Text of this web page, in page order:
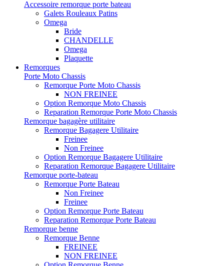
Accessoire remorque porte bateau
Galets Rouleaux Patins
Omega
Bride
CHANDELLE
Omega
Plaquette
Remorques
Porte Moto Chassis
Remorque Porte Moto Chassis
NON FREINEE
Option Remorque Moto Chassis
Reparation Remorque Porte Moto Chassis
Remorque bagagère utilitaire
Remorque Bagagere Utilitaire
Freinee
Non Freinee
Option Remorque Bagagere Utilitaire
Reparation Remorque Bagagere Utilitaire
Remorque porte-bateau
Remorque Porte Bateau
Non Freinee
Freinee
Option Remorque Porte Bateau
Reparation Remorque Porte Bateau
Remorque benne
Remorque Benne
FREINEE
NON FREINEE